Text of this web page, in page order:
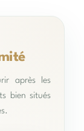
après les
bien situés